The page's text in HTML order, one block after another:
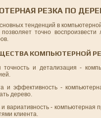
РЕЗКА ПО
тенденций в
позволяет точно
КОМПЬЮТЕРНОЙ
точность и детализация -
и эффективность -
дерево.
и вариативность -
клиента.